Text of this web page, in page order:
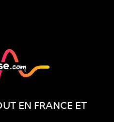
EN FRANCE ET